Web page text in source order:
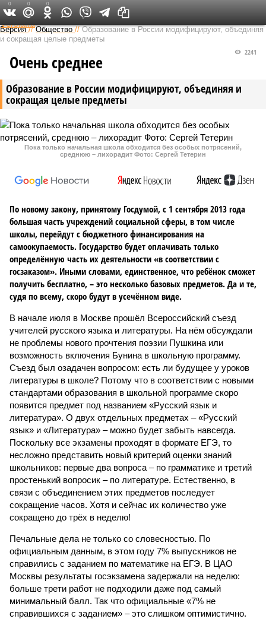
Федеральный выпуск
Версия //Общество //Образование в России модифицируют, объединяя
и сокращая целые предметы
Образование в России модифицируют, объединяя и
сокращая целые предметы
2241
Очень среднее
Пока только начальная школа обходится без особых потрясений,
среднюю – лихорадит Фото: Сергей Тетерин
По новому закону, принятому Госдумой, с 1 сентября 2013 года
большая часть учреждений социальной сферы, в том числе
школы, перейдут с бюджетного финансирования на
самоокупаемость. Государство будет оплачивать только
определённую часть их деятельности «в соответствии с
госзаказом». Иными словами, единственное, что ребёнок сможет
получить бесплатно, – это несколько базовых предметов. Да и те,
судя по всему, скоро будут в усечённом виде.
В начале июля в Москве прошёл Всероссийский съезд
учителей русского языка и литературы. На нём обсуждали
не проблемы нового прочтения поэзии Пушкина или
возможность включения Бунина в школьную программу.
Съезд был озадачен вопросом: есть ли будущее у уроков
литературы в школе? Потому что в соответствии с новыми
стандартами образования в школьной программе скоро
появится предмет под названием «Русский язык и
литература». О двух отдельных предметах – «Русский
язык» и «Литература» – можно будет забыть навсегда.
Поскольку все экзамены проходят в формате ЕГЭ, то
несложно представить новый критерий оценки знаний
школьников: первые два вопроса – по грамматике и третий
простенький вопросик – по литературе. Естественно, в
связи с объединением этих предметов последует
сокращение часов. Хотя и сейчас их количество уже
сокращено до трёх в неделю!
Печальные дела не только со словесностью. По
официальным данным, в этом году 7% выпускников не
справились с заданием по математике на ЕГЭ. В ЦАО
Москвы результаты госэкзамена задержали на неделю:
больше трети работ не подходили даже под самый
минимальный балл. Так что официальные «7% не
справившихся с заданием» – это слишком оптимистично.
0 0 0